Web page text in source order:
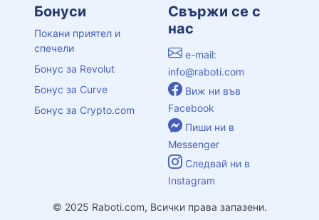
Бонуси
Покани приятел и
спечели
Бонус за Revolut
Бонус за Curve
Бонус за Crypto.com
Свържи се с
нас
e-mail:
info@raboti.com
Виж ни във
Facebook
Пиши ни в
Messenger
Следвай ни в
Instagram
© 2025 Raboti.com, Всички права запазени.